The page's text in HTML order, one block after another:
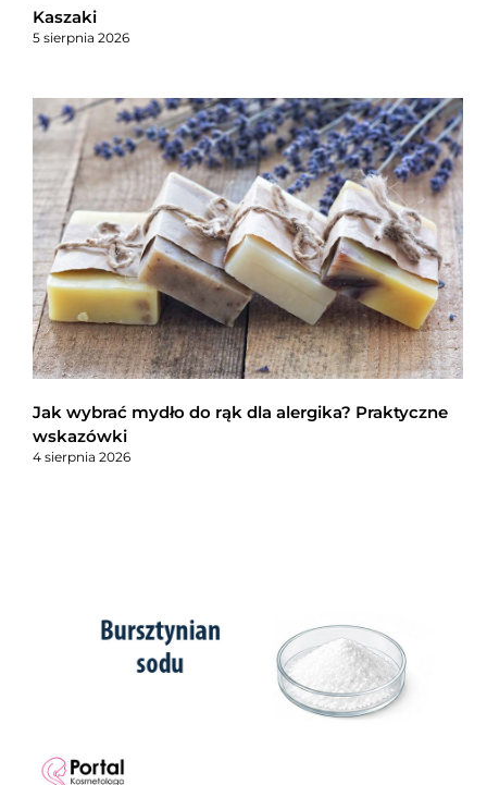
Kaszaki
5 sierpnia 2026
Jak wybrać mydło do rąk dla alergika? Praktyczne
wskazówki
4 sierpnia 2026